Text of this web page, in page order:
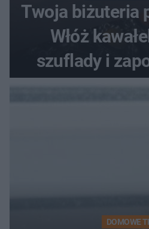
Twoja biżuteria
Włóż
szuflady i
problemie.
DOMOWE